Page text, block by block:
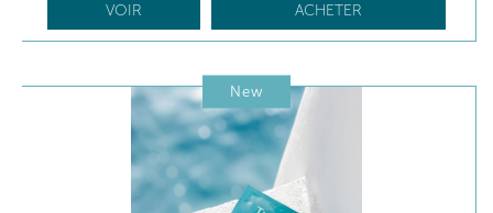
VOIR ACHETER
New